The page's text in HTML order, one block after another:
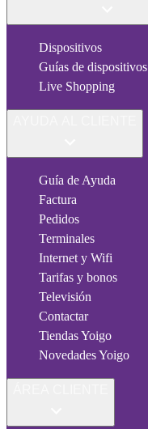
Dispositivos
Guías de dispositivos
Live Shopping
Guía de Ayuda
Factura
Pedidos
Terminales
Internet y Wifi
Tarifas y bonos
Televisión
Contactar
Tiendas Yoigo
Novedades Yoigo